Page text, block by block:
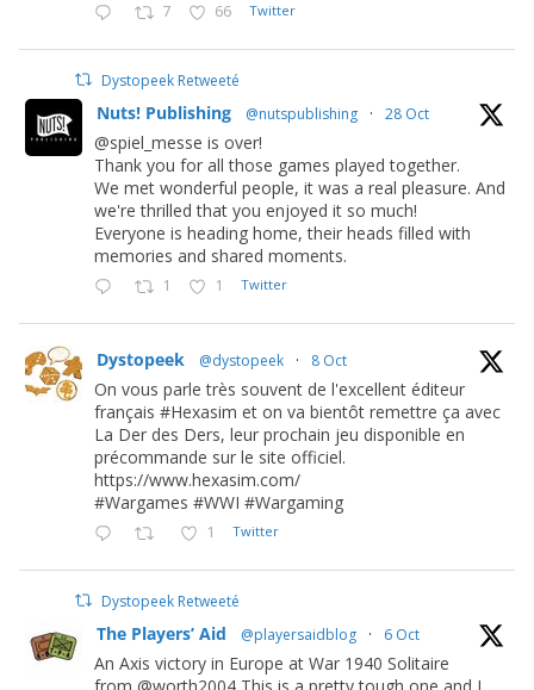
7 66 Twitter
Dystopeek Retweeté
Nuts! Publishing @nutspublishing · 28 Oct
@spiel_messe is over!
Thank you for all those games played together.
We met wonderful people, it was a real pleasure. And
we're thrilled that you enjoyed it so much!
Everyone is heading home, their heads filled with
memories and shared moments.
1 1 Twitter
Dystopeek @dystopeek · 8 Oct
On vous parle très souvent de l'excellent éditeur
français #Hexasim et on va bientôt remettre ça avec
La Der des Ders, leur prochain jeu disponible en
précommande sur le site officiel.
https://www.hexasim.com/
#Wargames #WWI #Wargaming
1 Twitter
Dystopeek Retweeté
The Players’ Aid @playersaidblog · 6 Oct
An Axis victory in Europe at War 1940 Solitaire